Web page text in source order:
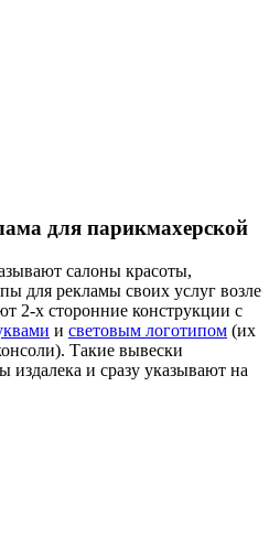
для парикмахерской
салоны красоты,
для рекламы своих услуг возле
2-х сторонние конструкции с
и световым логотипом (их
Такие вывески
и сразу указывают на